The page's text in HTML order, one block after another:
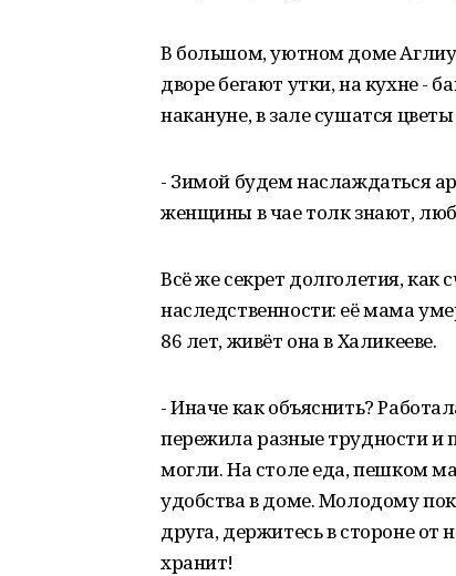
В большом, уютном доме
дворе бегают утки, на кухне -
накануне, в зале сушатся
- Зимой будем наслаждаться
женщины в чае толк знают,
Всё же секрет долголетия, как
наследственности: её мама
86 лет, живёт она в Халикееве.
- Иначе как объяснить?
пережила разные трудности и
могли. На столе еда, пешком
удобства в доме. Молодому
друга, держитесь в стороне от
хранит!